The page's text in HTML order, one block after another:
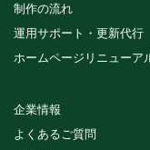
制作の流れ
運用サポート・更新代行
ホームページリニューア
企業情報
よくあるご質問